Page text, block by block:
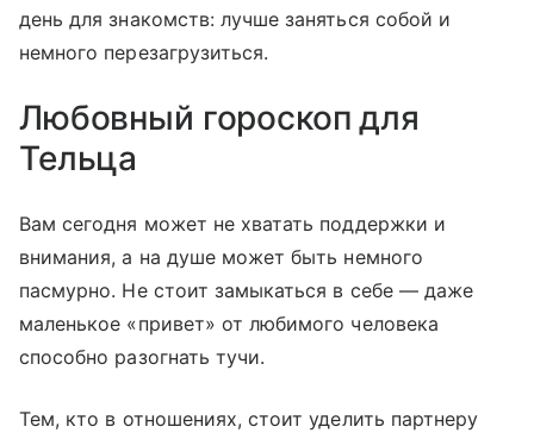
день для знакомств: лучше заняться собой и
немного перезагрузиться.
Любовный гороскоп для
Тельца
Вам сегодня может не хватать поддержки и
внимания, а на душе может быть немного
пасмурно. Не стоит замыкаться в себе — даже
маленькое «привет» от любимого человека
способно разогнать тучи.
Тем, кто в отношениях, стоит уделить партнеру